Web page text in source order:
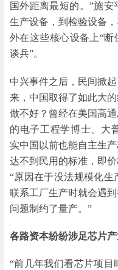
国外距离最短的。”施
生产设备，到检验设备
外在这些核心设备上“断
谈兵”。
中兴事件之后，民间掀
来，中国取得了如此大
做不好？曾经在美国高
的电子工程学博士、大
实中国以前也能自主生
达不到民用的标准，即
“原因在于没法规模化
联系工厂生产时就会遇
问题制约了量产。”
各路资本纷纷涉足芯片
“前几年我们看芯片项目